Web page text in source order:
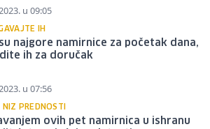
u 09:05
IH
najgore namirnice za početak dana,
ih za doručak
u 07:56
NIZ PREDNOSTI
ovih pet namirnica u ishranu